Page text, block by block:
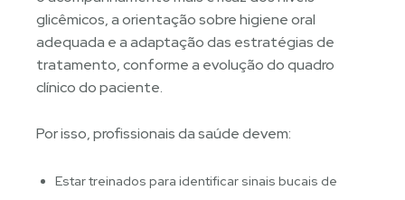
glicêmicos, a orientação sobre higiene oral
adequada e a adaptação das estratégias de
tratamento, conforme a evolução do quadro
clínico do paciente.
Por isso, profissionais da saúde devem:
Estar treinados para identificar sinais bucais de